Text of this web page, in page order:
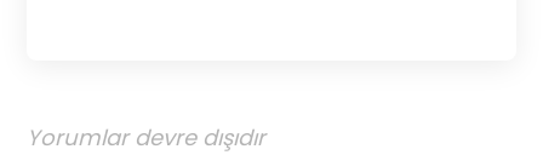
Yorumlar devre dışıdır